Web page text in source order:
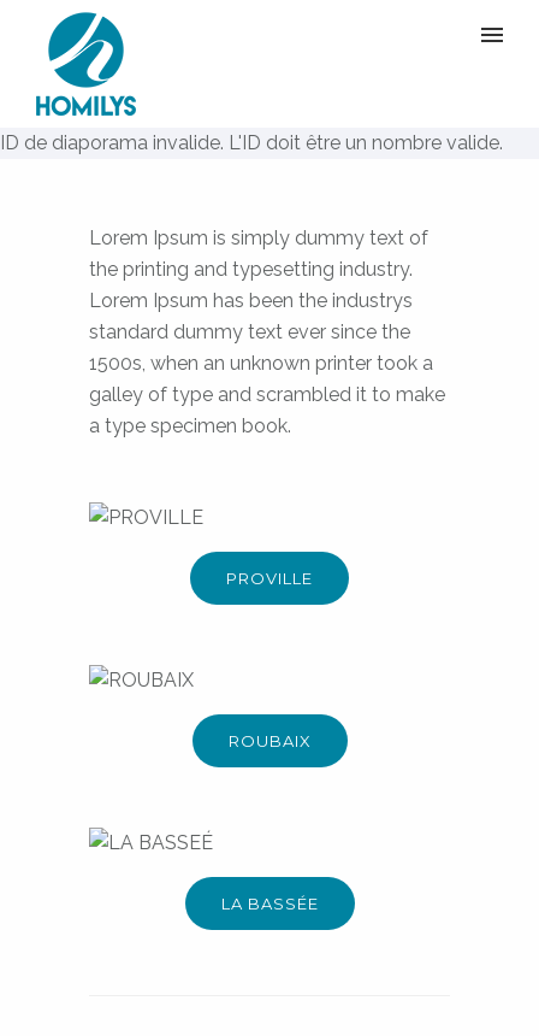
ID de diaporama invalide. L'ID doit être un nombre valide.
Lorem Ipsum is simply dummy text of
the printing and typesetting industry.
Lorem Ipsum has been the industrys
standard dummy text ever since the
1500s, when an unknown printer took a
galley of type and scrambled it to make
a type specimen book.
L'Ecrin De L'Escaut
Composée de 15 maisons du T2 au
PROVILLE
Résidence La Villa Armonia
Composée de 5 appartements du T2
ROUBAIX
Le Parc Du Grand Saule
Composée de 14 appartements du
LA BASSÉE